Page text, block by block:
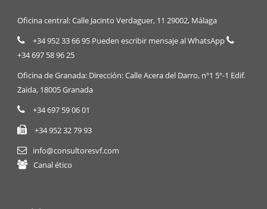
Oficina central: Calle Jacinto Verdaguer, 11 29002, Málaga
+34 952 33 66 95 Pueden escribir mensaje al WhatsApp
+34 697 58 96 25
Oficina de Granada: Dirección: Calle Acera del Darro, nº1 5º-1 Edif.
Zaida, 18005 Granada
+34 697 59 06 01
+34 952 32 79 93
info@consultoresvf.com
Canal ético